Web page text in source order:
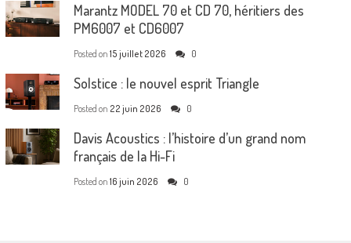
Marantz MODEL 70 et CD 70, héritiers des
PM6007 et CD6007
Posted on 15 juillet 2026 0
Solstice : le nouvel esprit Triangle
Posted on 22 juin 2026 0
Davis Acoustics : l’histoire d’un grand nom
français de la Hi-Fi
Posted on 16 juin 2026 0